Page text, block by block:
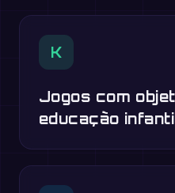
K
Jogos com
educação